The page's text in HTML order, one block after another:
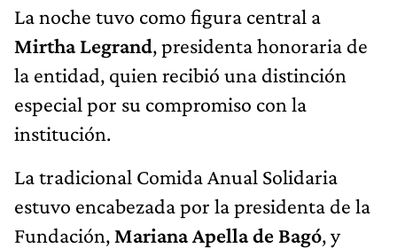
La noche tuvo como figura central a
Mirtha Legrand, presidenta honoraria de
la entidad, quien recibió una distinción
especial por su compromiso con la
institución.
La tradicional Comida Anual Solidaria
estuvo encabezada por la presidenta de la
Fundación, Mariana Apella de Bagó, y